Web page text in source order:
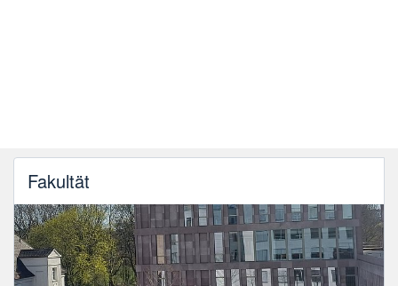
Fakultät